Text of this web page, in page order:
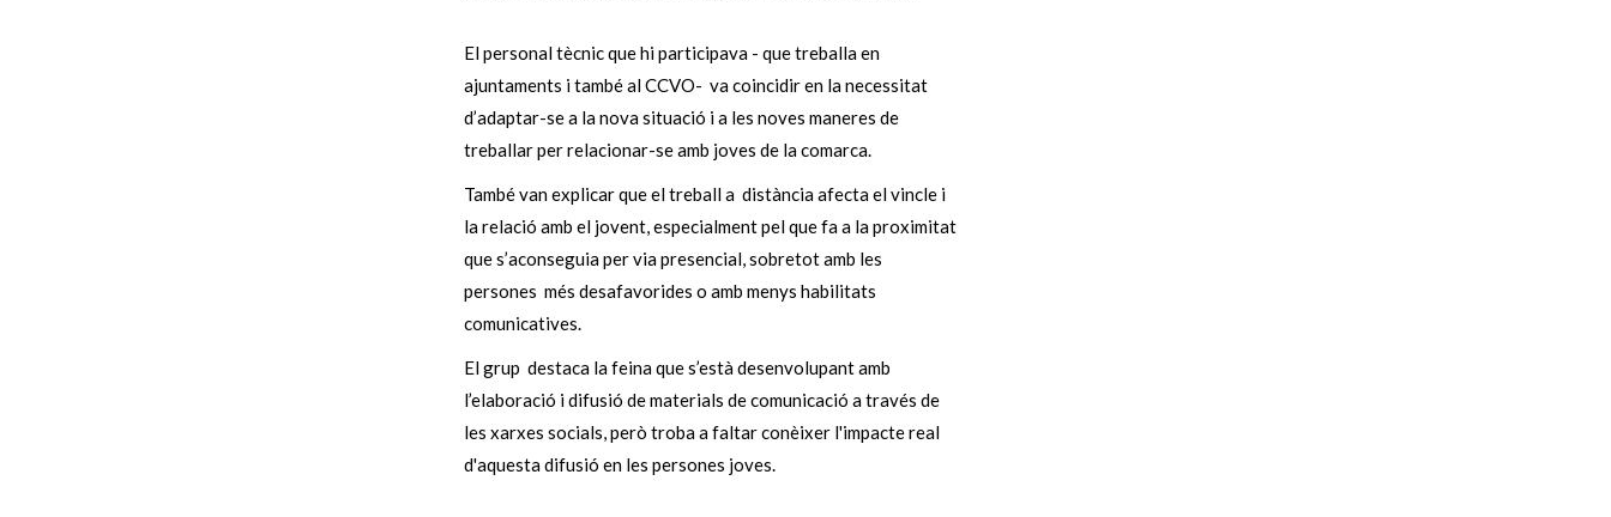
El personal tècnic que hi participava - que treballa en
ajuntaments i també al CCVO- va coincidir en la necessitat
d’adaptar-se a la nova situació i a les noves maneres de
treballar per relacionar-se amb joves de la comarca.
També van explicar que el treball a distància afecta el vincle i
la relació amb el jovent, especialment pel que fa a la proximitat
que s’aconseguia per via presencial, sobretot amb les
persones més desafavorides o amb menys habilitats
comunicatives.
El grup destaca la feina que s’està desenvolupant amb
l’elaboració i difusió de materials de comunicació a través de
les xarxes socials, però troba a faltar conèixer l'impacte real
d'aquesta difusió en les persones joves.